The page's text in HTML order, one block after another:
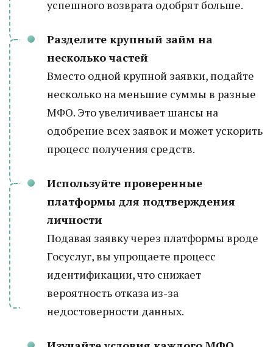
успешного возврата одобрят больше.
Разделите крупный займ на
несколько частей
Вместо одной крупной заявки, подайте
несколько на меньшие суммы в разные
МФО. Это увеличивает шансы на
одобрение всех заявок и может ускорить
процесс получения средств.
Используйте проверенные
платформы для подтверждения
личности
Подавая заявку через платформы вроде
Госуслуг, вы упрощаете процесс
идентификации, что снижает
вероятность отказа из-за
недостоверности данных.